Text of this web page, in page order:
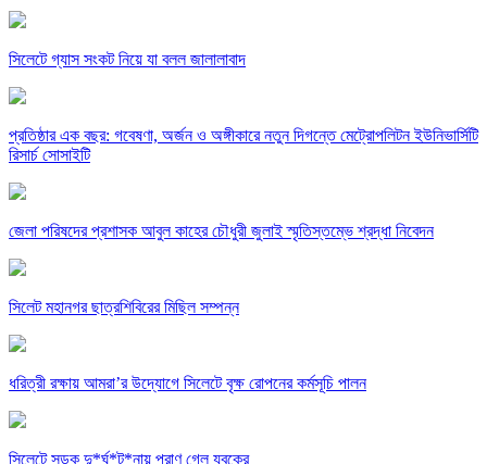
সিলেটে গ্যাস সংকট নিয়ে যা বলল জালালাবাদ
প্রতিষ্ঠার এক বছর: গবেষণা, অর্জন ও অঙ্গীকারে নতুন দিগন্তে মেট্রোপলিটন ইউনিভার্সিটি
রিসার্চ সোসাইটি
জেলা পরিষদের প্রশাসক আবুল কাহের চৌধুরী জুলাই স্মৃতিস্তম্ভে শ্রদ্ধা নিবেদন
সিলেট মহানগর ছাত্রশিবিরের মিছিল সম্পন্ন
ধরিত্রী রক্ষায় আমরা’র উদ্যোগে সিলেটে বৃক্ষ রোপনের কর্মসূচি পালন
সিলেটে সড়ক দু*র্ঘ*ট*নায় প্রাণ গেল যুবকের